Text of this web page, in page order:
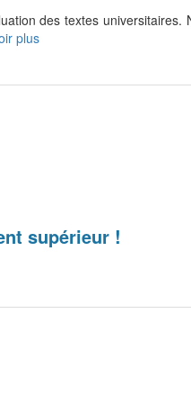
des textes universitaires.
plus
supérieur !